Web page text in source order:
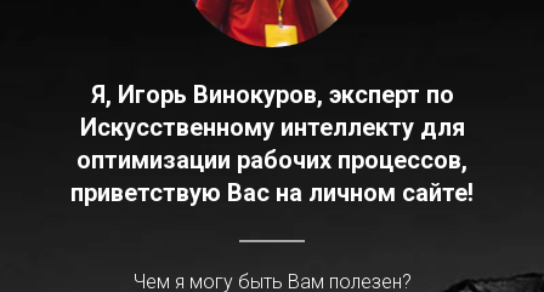
Я, Игорь Винокуров, эксперт по
Искусственному интеллекту для
оптимизации рабочих процессов,
приветствую Вас на личном сайте!
Чем я могу быть Вам полезен?